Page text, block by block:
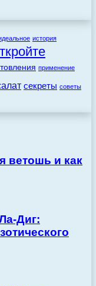
история
применение
секреты советы
ветошь и как
Диг: